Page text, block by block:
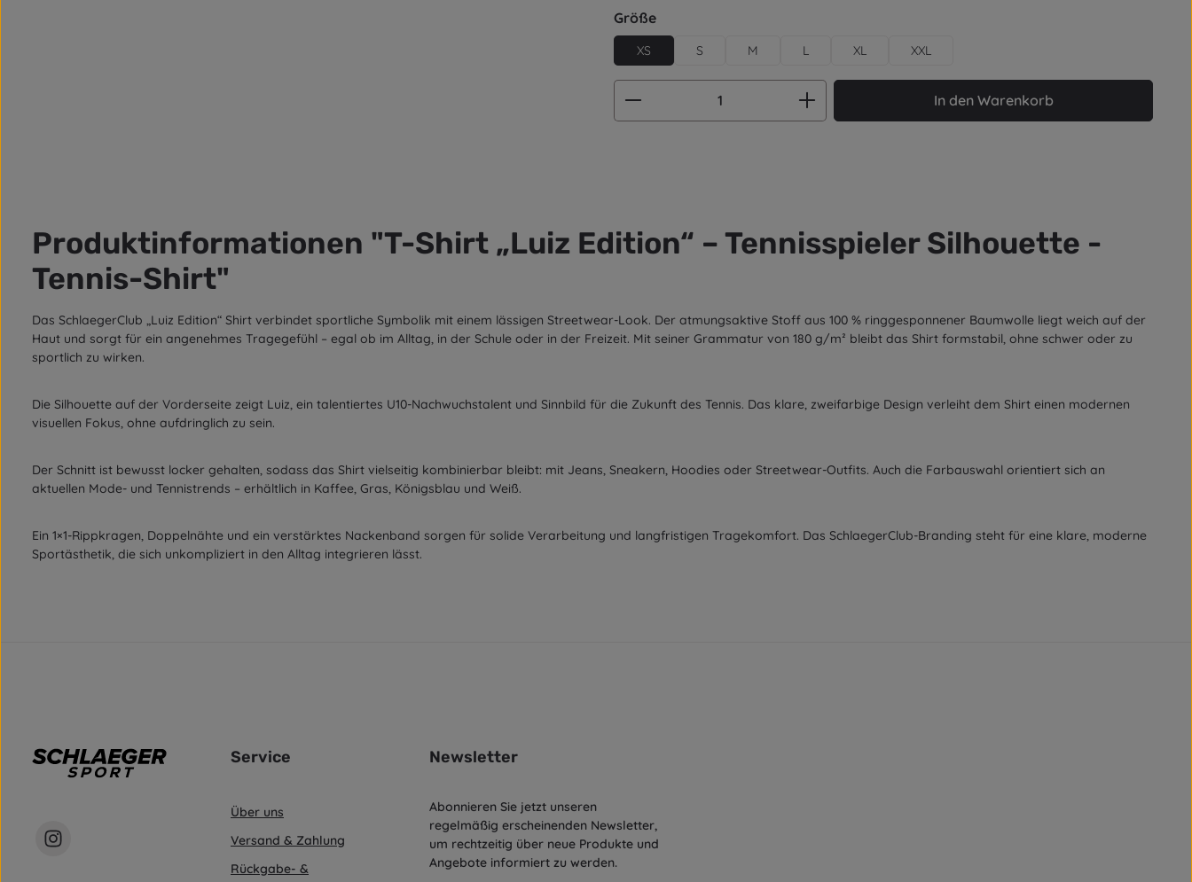
Größeauswählen
XS S M L XL XXL
Produkt Anzahl: Gib den gewünschten Wert ein oder
In den Warenkorb
Produktinformationen "T-Shirt „Luiz Edition“ – Tennisspieler Silhouette -
Tennis-Shirt"
Das SchlaegerClub „Luiz Edition“ Shirt verbindet sportliche Symbolik mit einem lässigen Streetwear-Look. Der atmungsaktive Stoff aus 100 % ringgesponnener Baumwolle liegt weich auf der
Haut und sorgt für ein angenehmes Tragegefühl – egal ob im Alltag, in der Schule oder in der Freizeit. Mit seiner Grammatur von 180 g/m² bleibt das Shirt formstabil, ohne schwer oder zu
sportlich zu wirken.
Die Silhouette auf der Vorderseite zeigt Luiz, ein talentiertes U10-Nachwuchstalent und Sinnbild für die Zukunft des Tennis. Das klare, zweifarbige Design verleiht dem Shirt einen modernen
visuellen Fokus, ohne aufdringlich zu sein.
Der Schnitt ist bewusst locker gehalten, sodass das Shirt vielseitig kombinierbar bleibt: mit Jeans, Sneakern, Hoodies oder Streetwear-Outfits. Auch die Farbauswahl orientiert sich an
aktuellen Mode- und Tennistrends – erhältlich in Kaffee, Gras, Königsblau und Weiß.
Ein 1×1-Rippkragen, Doppelnähte und ein verstärktes Nackenband sorgen für solide Verarbeitung und langfristigen Tragekomfort. Das SchlaegerClub-Branding steht für eine klare, moderne
Sportästhetik, die sich unkompliziert in den Alltag integrieren lässt.
Service
Über uns
Versand & Zahlung
Rückgabe- &
Newsletter
Abonnieren Sie jetzt unseren
regelmäßig erscheinenden Newsletter,
um rechtzeitig über neue Produkte und
Angebote informiert zu werden.